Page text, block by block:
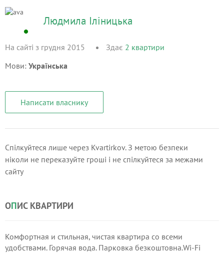
Людмила Іліницька
На сайті з грудня 2015 Здає 2 квартири
Мови: Українська
Написати власнику
Спілкуйтеся лише через Kvartirkov. З метою безпеки
ніколи не переказуйте гроші і не спілкуйтеся за межами
сайту
ОПИС КВАРТИРИ
Комфортная и стильная, чистая квартира со всеми
удобствами. Горячая вода. Парковка безкоштовна.Wi-Fi